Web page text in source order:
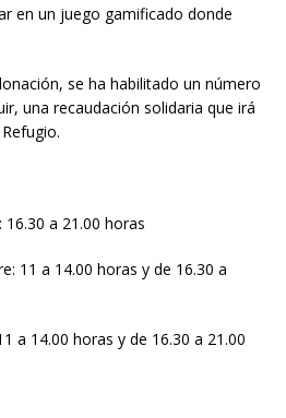
en un juego gamificado donde
se ha habilitado un número
una recaudación solidaria que irá
16.30 a 21.00 horas
11 a 14.00 horas y de 16.30 a
a 14.00 horas y de 16.30 a 21.00